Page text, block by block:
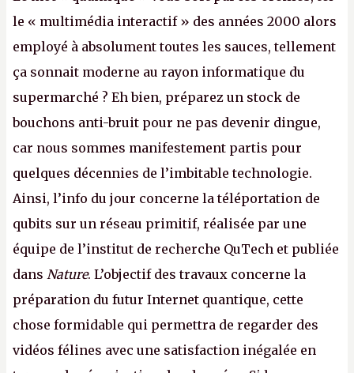
le « multimédia interactif » des années 2000 alors
employé à absolument toutes les sauces, tellement
ça sonnait moderne au rayon informatique du
supermarché ? Eh bien, préparez un stock de
bouchons anti-bruit pour ne pas devenir dingue,
car nous sommes manifestement partis pour
quelques décennies de l’imbitable technologie.
Ainsi, l’info du jour concerne la téléportation de
qubits sur un réseau primitif, réalisée par une
équipe de l’institut de recherche QuTech et publiée
dans Nature. L’objectif des travaux concerne la
préparation du futur Internet quantique, cette
chose formidable qui permettra de regarder des
vidéos félines avec une satisfaction inégalée en